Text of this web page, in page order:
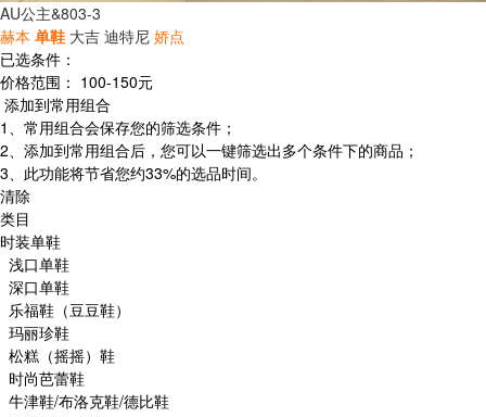
AU公主&803-3
赫本 单鞋 大吉 迪特尼 娇点
已选条件：
价格范围： 100-150元
添加到常用组合
1、常用组合会保存您的筛选条件；
2、添加到常用组合后，您可以一键筛选出多个条件下的商品；
3、此功能将节省您约33%的选品时间。
清除
类目
时装单鞋
浅口单鞋
深口单鞋
乐福鞋（豆豆鞋）
玛丽珍鞋
松糕（摇摇）鞋
时尚芭蕾鞋
牛津鞋/布洛克鞋/德比鞋